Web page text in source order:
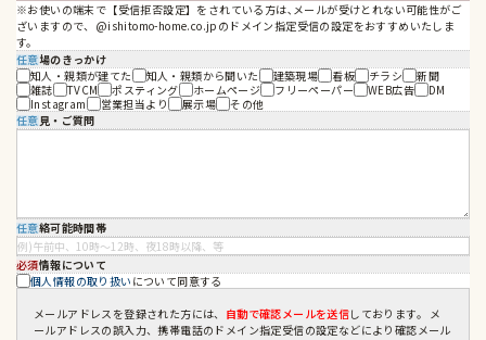
※お使いの端末で【受信拒否設定】をされている方は､メールが受けとれない可能性がご
ざいますので、@ishitomo-home.co.jpのドメイン指定受信の設定をおすすめいたしま
す。
ご来場のきっかけ
任意
知人・親類が建てた
知人・親類から聞いた 建築現場 看板 チラシ
新聞
雑誌
TVCM ポスティング ホームページ フリーペーパー WEB広告
DM
Instagram
営業担当より 展示場
その他
ご意見・ご質問
任意
ご連絡可能時間帯
任意
個人情報について
必須
個人情報の取り扱い について同意する
メールアドレスを登録された方には、 自動で確認メールを送信しております。 メ
ールアドレスの誤入力、携帯電話のドメイン指定受信の設定などにより確認メール